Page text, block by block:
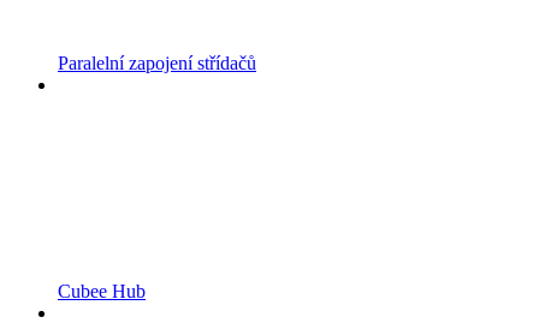
Paralelní zapojení střídačů
Cubee Hub